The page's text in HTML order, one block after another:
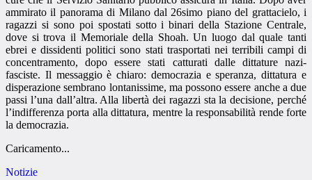
ammirato il panorama di Milano dal 26simo piano del grattacielo, i
ragazzi si sono poi spostati sotto i binari della Stazione Centrale,
dove si trova il Memoriale della Shoah. Un luogo dal quale tanti
ebrei e dissidenti politici sono stati trasportati nei terribili campi di
concentramento, dopo essere stati catturati dalle dittature nazi-
fasciste. Il messaggio è chiaro: democrazia e speranza, dittatura e
disperazione sembrano lontanissime, ma possono essere anche a due
passi l’una dall’altra. Alla libertà dei ragazzi sta la decisione, perché
l’indifferenza porta alla dittatura, mentre la responsabilità rende forte
la democrazia.
Caricamento...
Notizie